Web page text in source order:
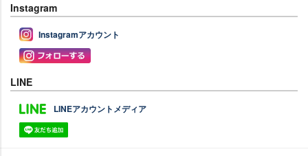
Instagram
Instagramアカウント
LINE
LINEアカウントメディア